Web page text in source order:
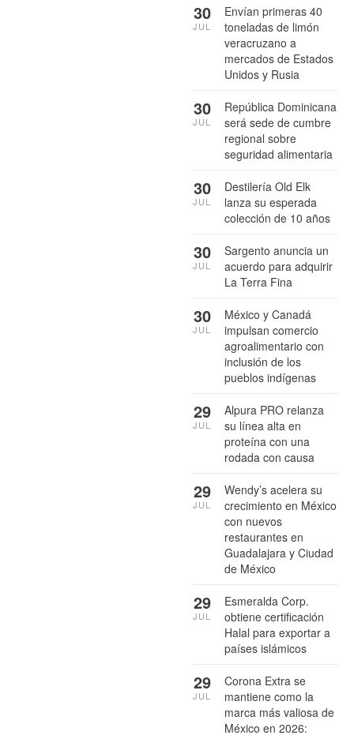
Envían primeras 40
toneladas de limón
veracruzano a
mercados de Estados
Unidos y Rusia
30
JUL
República Dominicana
será sede de cumbre
regional sobre
seguridad alimentaria
30
JUL
Destilería Old Elk
lanza su esperada
colección de 10 años
30
JUL
Sargento anuncia un
acuerdo para adquirir
La Terra Fina
30
JUL
México y Canadá
impulsan comercio
agroalimentario con
inclusión de los
pueblos indígenas
30
JUL
Alpura PRO relanza
su línea alta en
proteína con una
rodada con causa
29
JUL
Wendy’s acelera su
crecimiento en México
con nuevos
restaurantes en
Guadalajara y Ciudad
de México
29
JUL
Esmeralda Corp.
obtiene certificación
Halal para exportar a
países islámicos
29
JUL
Corona Extra se
mantiene como la
marca más valiosa de
México en 2026:
29
JUL